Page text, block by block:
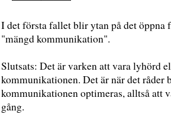
I det första fallet blir ytan på det öppna
"mängd kommunikation".
Slutsats: Det är varken att vara lyhörd
kommunikationen. Det är när det
kommunikationen optimeras, alltså att
gång.